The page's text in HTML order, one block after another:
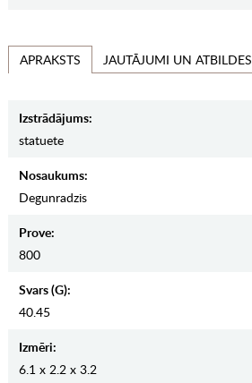
APRAKSTS JAUTĀJUMI UN ATBILDES
Izstrādājums:
statuete
Nosaukums:
Degunradzis
Prove:
800
Svars (g):
40.45
Izmēri:
6.1 x 2.2 x 3.2